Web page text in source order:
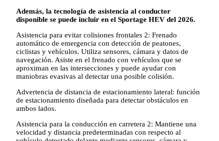
Además, la tecnología de asistencia al conductor
disponible se puede incluir en el Sportage HEV del 2026.
Asistencia para evitar colisiones frontales 2: Frenado
automático de emergencia con detección de peatones,
ciclistas y vehículos. Utiliza sensores, cámara y datos de
navegación. Asiste en el frenado con vehículos que se
aproximan en las intersecciones y puede ayudar con
maniobras evasivas al detectar una posible colisión.
Advertencia de distancia de estacionamiento lateral: función
de estacionamiento diseñada para detectar obstáculos en
ambos lados.
Asistencia para la conducción en carretera 2: Mantiene una
velocidad y distancia predeterminadas con respecto al